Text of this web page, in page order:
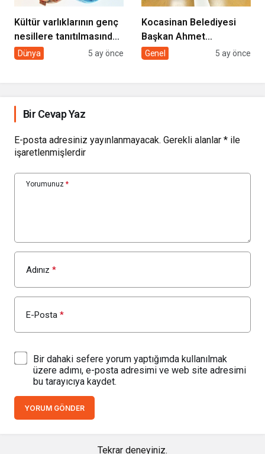
Kültür varlıklarının genç
nesillere tanıtılmasında
sivil toplumun rolü
Dünya 5 ay önce
Kocasinan Belediyesi
Başkan Ahmet
Çolakbayrakdar ile
Genel 5 ay önce
Bir Cevap Yaz
E-posta adresiniz yayınlanmayacak. Gerekli alanlar * ile
işaretlenmişlerdir
Yorumunuz *
Adınız *
E-Posta *
Bir dahaki sefere yorum yaptığımda kullanılmak
üzere adımı, e-posta adresimi ve web site adresimi
bu tarayıcıya kaydet.
YORUM GÖNDER
Tekrar deneyiniz.